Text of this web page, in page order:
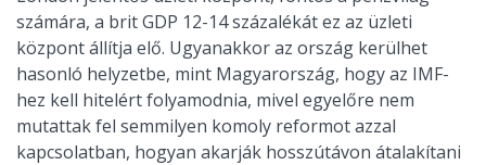
számára, a brit GDP 12-14 százalékát ez az üzleti
központ állítja elő. Ugyanakkor az ország kerülhet
hasonló helyzetbe, mint Magyarország, hogy az IMF-
hez kell hitelért folyamodnia, mivel egyelőre nem
mutattak fel semmilyen komoly reformot azzal
kapcsolatban, hogyan akarják hosszútávon átalakítani